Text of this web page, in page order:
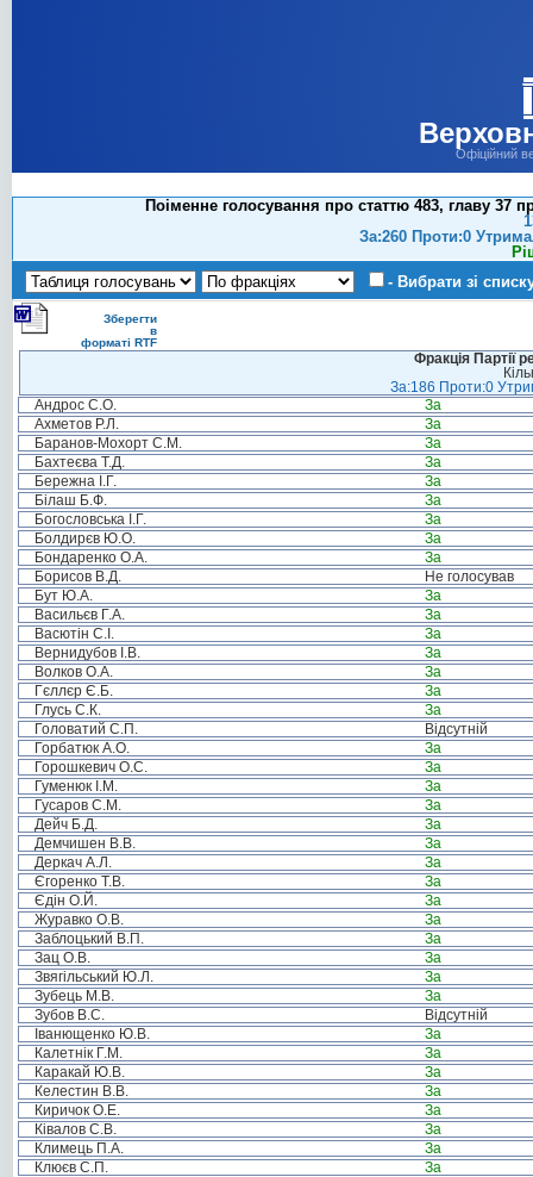
Офіційний
Поіменне голосування про статтю 483, главу 37
За:260 Проти:0
- Вибрати зі
Зберегти
в
форматі RTF
Фракція Партії
За:186 Проти:0
Андрос С.О.
За
Ахметов Р.Л.
За
Баранов-Мохорт С.М.
За
Бахтеєва Т.Д.
За
Бережна І.Г.
За
Білаш Б.Ф.
За
Богословська І.Г.
За
Болдирєв Ю.О.
За
Бондаренко О.А.
За
Борисов В.Д.
Не голосував
Бут Ю.А.
За
Васильєв Г.А.
За
Васютін С.І.
За
Вернидубов І.В.
За
Волков О.А.
За
Гєллєр Є.Б.
За
Глусь С.К.
За
Головатий С.П.
Відсутній
Горбатюк А.О.
За
Горошкевич О.С.
За
Гуменюк І.М.
За
Гусаров С.М.
За
Дейч Б.Д.
За
Демчишен В.В.
За
Деркач А.Л.
За
Єгоренко Т.В.
За
Єдін О.Й.
За
Журавко О.В.
За
Заблоцький В.П.
За
Зац О.В.
За
Звягільський Ю.Л.
За
Зубець М.В.
За
Зубов В.С.
Відсутній
Іванющенко Ю.В.
За
Калетнік Г.М.
За
Каракай Ю.В.
За
Келестин В.В.
За
Киричок О.Е.
За
Ківалов С.В.
За
Климець П.А.
За
Клюєв С.П.
За